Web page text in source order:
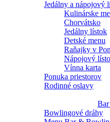
Jedálny a nápojový
Kulinárske
Chorvátsko
Jedálny lístok
Detské menu
Raňajky v
Nápojový
Vínna karta
Ponuka priestorov
Rodinné oslavy
Bowlingové dráhy